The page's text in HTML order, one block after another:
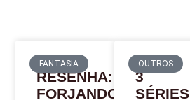
FANTASIA
RESENHA:
FORJANDO
OUTROS
3
SÉRIES